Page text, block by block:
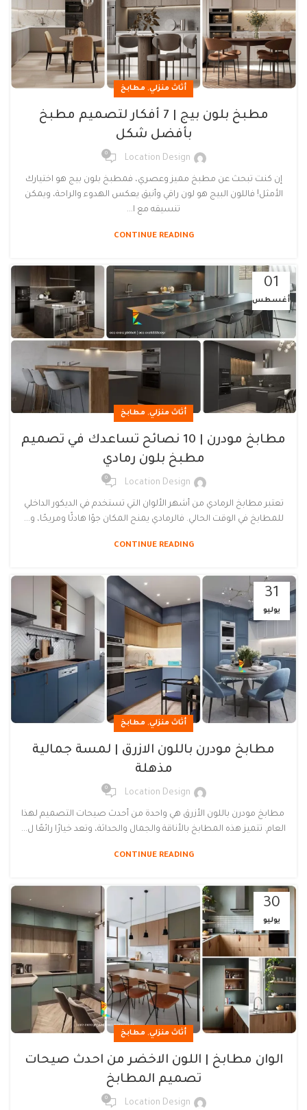
أثاث منزلي, مطابخ
مطبخ بلون بيج | 7 أفكار لتصميم مطبخ
بأفضل شكل
Location Design
0
إن كنت تبحث عن مطبخ مميز وعصري، فمطبخ بلون بيج هو اختيارك
الأمثل! فاللون البيج هو لون راقي وأنيق يعكس الهدوء والراحة، ويمكن
تنسيقه مع ا...
CONTINUE READING
01
أغسطس
أثاث منزلي, مطابخ
مطابخ مودرن | 10 نصائح تساعدك في تصميم
مطبخ بلون رمادي
Location Design
0
تعتبر مطابخ الرمادي من أشهر الألوان التي تستخدم في الديكور الداخلي
للمطابخ في الوقت الحالي. فالرمادي يمنح المكان جوًا هادئًا ومريحًا، و...
CONTINUE READING
31
يوليو
أثاث منزلي, مطابخ
مطابخ مودرن باللون الازرق | لمسة جمالية
مذهلة
Location Design
0
مطابخ مودرن باللون الأزرق هي واحدة من أحدث صيحات التصميم لهذا
العام. تتميز هذه المطابخ بالأناقة والجمال والحداثة، وتعد خيارًا رائعًا ل...
CONTINUE READING
30
يوليو
أثاث منزلي, مطابخ
الوان مطابخ | اللون الاخضر من احدث صيحات
تصميم المطابخ
Location Design
0